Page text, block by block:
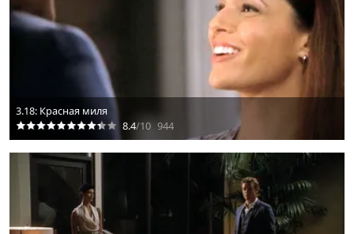
3.18: Красная миля
8.4/10 944